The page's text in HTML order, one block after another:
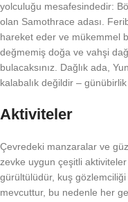
yolculuğu mesafesindedir:
olan Samothrace adası.
hareket eder ve mükemmel
değmemiş doğa ve vahşi
bulacaksınız. Dağlık ada,
kalabalık değildir –
Aktiviteler
Çevredeki manzaralar ve
zevke uygun çeşitli
gürültülüdür, kuş
mevcuttur, bu nedenle her